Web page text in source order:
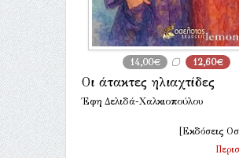
14,00€ 12,60€
Οι άτακτες ηλιαχτίδες
Έφη Δελιδά-Χαλκιοπούλου
[Εκδόσεις